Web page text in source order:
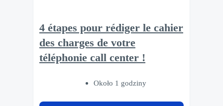
4 étapes pour rédiger le cahier
des charges de votre
téléphonie call center !
Około 1 godziny